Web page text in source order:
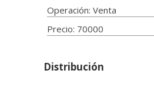
Operación: Venta
Precio: 70000
Distribución